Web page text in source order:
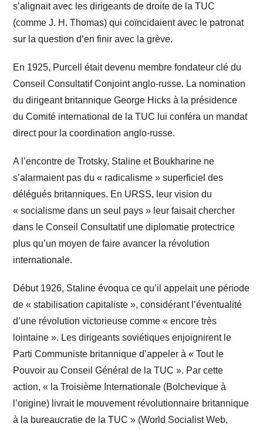
s’alignait avec les dirigeants de droite de la TUC
(comme J. H. Thomas) qui coïncidaient avec le patronat
sur la question d’en finir avec la grève.
En 1925, Purcell était devenu membre fondateur clé du
Conseil Consultatif Conjoint anglo-russe. La nomination
du dirigeant britannique George Hicks à la présidence
du Comité international de la TUC lui conféra un mandat
direct pour la coordination anglo-russe.
A l’encontre de Trotsky, Staline et Boukharine ne
s’alarmaient pas du « radicalisme » superficiel des
délégués britanniques. En URSS, leur vision du
« socialisme dans un seul pays » leur faisait chercher
dans le Conseil Consultatif une diplomatie protectrice
plus qu’un moyen de faire avancer la révolution
internationale.
Début 1926, Staline évoqua ce qu’il appelait une période
de « stabilisation capitaliste », considérant l’éventualité
d’une révolution victorieuse comme « encore très
lointaine ». Les dirigeants soviétiques enjoignirent le
Parti Communiste britannique d’appeler à « Tout le
Pouvoir au Conseil Général de la TUC ». Par cette
action, « la Troisième Internationale (Bolchevique à
l’origine) livrait le mouvement révolutionnaire britannique
à la bureaucratie de la TUC » (World Socialist Web,